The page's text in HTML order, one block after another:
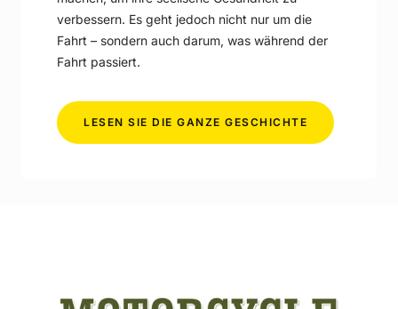
verbessern. Es geht jedoch nicht nur um die
Fahrt – sondern auch darum, was während der
Fahrt passiert.
LESEN SIE DIE GANZE GESCHICHTE